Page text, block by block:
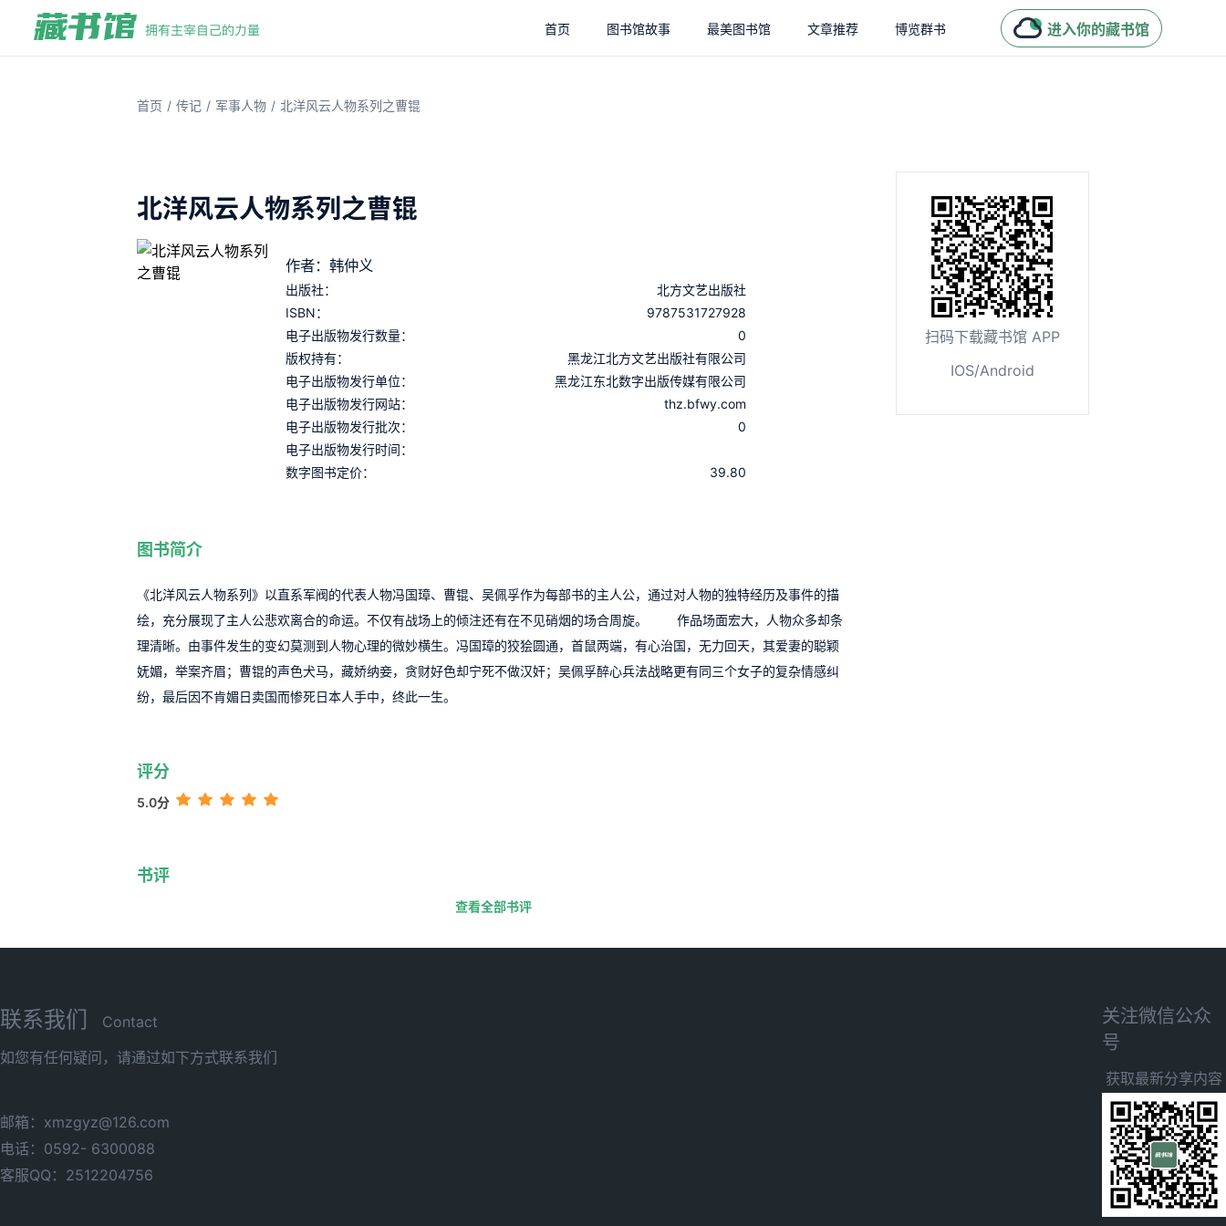
首页 图书馆故事 最美图书馆 文章推荐 博览群书 进入你的藏书馆
首页 / 传记 / 军事人物 / 北洋风云人物系列之曹锟
北洋风云人物系列之曹锟
作者：韩仲义
出版社：
北方文艺出版社
ISBN：
9787531727928
电子出版物发行数量：
0
版权持有：
黑龙江北方文艺出版社有限公司
电子出版物发行单位：
黑龙江东北数字出版传媒有限公司
电子出版物发行网站：
thz.bfwy.com
电子出版物发行批次：
0
电子出版物发行时间：
数字图书定价：
39.80
图书简介
《北洋风云人物系列》以直系军阀的代表人物冯国璋、曹锟、吴佩孚作为每部书的主人公，通过对人物的独特经历及事件的描
绘，充分展现了主人公悲欢离合的命运。不仅有战场上的倾注还有在不见硝烟的场合周旋。 作品场面宏大，人物众多却条
理清晰。由事件发生的变幻莫测到人物心理的微妙横生。冯国璋的狡狯圆通，首鼠两端，有心治国，无力回天，其爱妻的聪颖
妩媚，举案齐眉；曹锟的声色犬马，藏娇纳妾，贪财好色却宁死不做汉奸；吴佩孚醉心兵法战略更有同三个女子的复杂情感纠
纷，最后因不肯媚日卖国而惨死日本人手中，终此一生。
评分
5.0分
书评
查看全部书评
扫码下载藏书馆 APP
IOS/Android
联系我们
Contact
如您有任何疑问，请通过如下方式联系我们
邮箱：xmzgyz@126.com
电话：0592- 6300088
客服QQ：2512204756
关注微信公众
号
获取最新分享内容